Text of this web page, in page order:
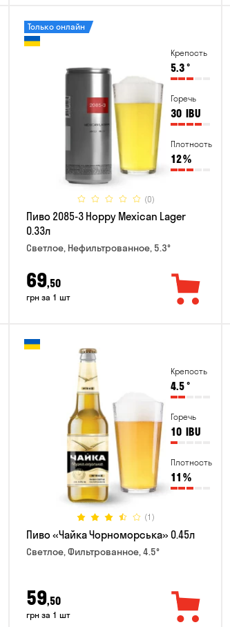
Крепость
5.3°
Горечь
30 IBU
Плотность
12%
(0)
Только онлайн
Пиво 2085-3 Hoppy Mexican Lager
0.33л
Светлое, Нефильтрованное, 5.3°
69,50
грн за 1 шт
Крепость
4.5°
Горечь
10 IBU
Плотность
11 %
(1)
Пиво «Чайка Чорноморська» 0.45л
Светлое, Фильтрованное, 4.5°
59,50
грн за 1 шт